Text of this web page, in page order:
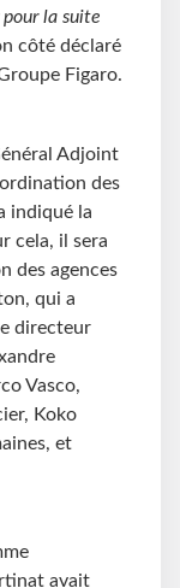
la suite
côté déclaré
Figaro.
Adjoint
des
indiqué la
cela, il sera
des agences
qui a
directeur
Vasco,
Koko
et
avait